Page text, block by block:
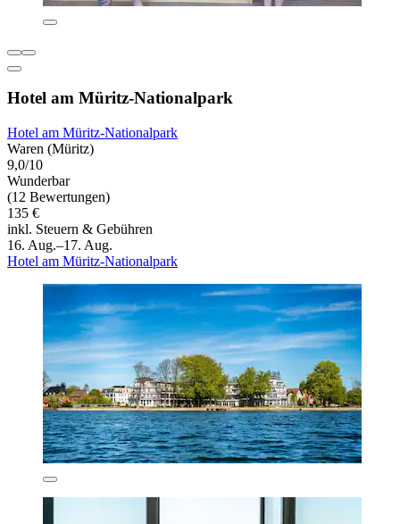
Hotel am Müritz-Nationalpark
Hotel am Müritz-Nationalpark
Waren (Müritz)
9,0/10
Wunderbar
(12 Bewertungen)
135 €
inkl. Steuern & Gebühren
16. Aug.–17. Aug.
Hotel am Müritz-Nationalpark